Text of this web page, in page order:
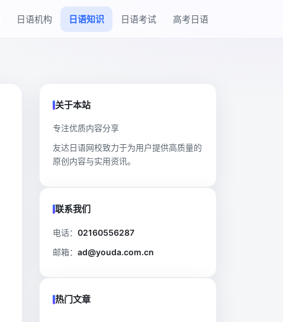
日语机构 日语知识 日语考试 高考日语
关于本站
专注优质内容分享
友达日语网校致力于为用户提供高质量的
原创内容与实用资讯。
联系我们
电话： 02160556287
邮箱： ad@youda.com.cn
热门文章